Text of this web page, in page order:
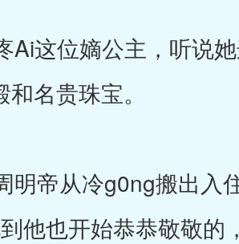
这位嫡公主，听说
名贵珠宝。
帝从冷g0ng搬出入
他也开始恭恭敬敬的